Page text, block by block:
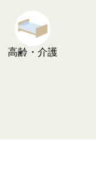
高齢・介護